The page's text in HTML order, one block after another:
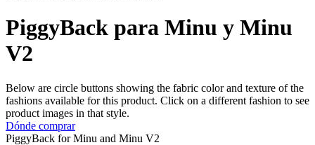
PiggyBack para Minu y Minu
V2
Below are circle buttons showing the fabric color and texture of the
fashions available for this product. Click on a different fashion to see
product images in that style.
Dónde comprar
PiggyBack for Minu and Minu V2